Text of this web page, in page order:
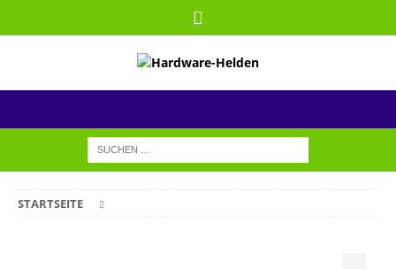
STARTSEITE